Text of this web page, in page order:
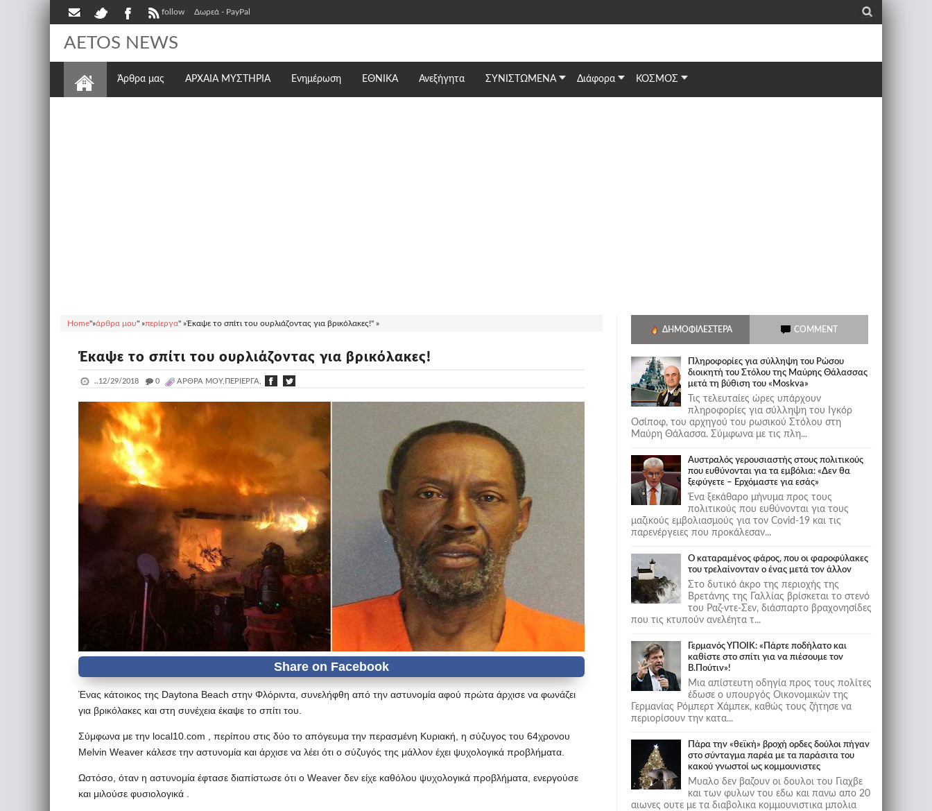
follow Δωρεά - PayPal _
AETOS NEWS
Άρθρα μας ΑΡΧΑΙΑ ΜΥΣΤΗΡΙΑ Ενημέρωση ΕΘΝΙΚΆ Ανεξήγητα ΣΥΝΙΣΤΩΜΕΝΑ Διάφορα ΚΟΣΜΟΣ
Home"»άρθρα μου" »περίεργα" »Έκαψε το σπίτι του ουρλιάζοντας για βρικόλακες!" »
Έκαψε το σπίτι του ουρλιάζοντας για βρικόλακες!
..12/29/2018 _ 0 ΆΡΘΡΑ ΜΟΥ,ΠΕΡΊΕΡΓΑ,
Ένας κάτοικος της Daytona Beach στην Φλόριντα, συνελήφθη από την αστυνομία αφού πρώτα άρχισε να φωνάζει
για βρικόλακες και στη συνέχεια έκαψε το σπίτι του.
Σύμφωνα με την local10.com , περίπου στις δύο το απόγευμα την περασμένη Κυριακή, η σύζυγος του 64χρονου
Melvin Weaver κάλεσε την αστυνομία και άρχισε να λέει ότι ο σύζυγός της μάλλον έχει ψυχολογικά προβλήματα.
Ωστόσο, όταν η αστυνομία έφτασε διαπίστωσε ότι ο Weaver δεν είχε καθόλου ψυχολογικά προβλήματα, ενεργούσε
και μιλούσε φυσιολογικά .
ΔΗΜΟΦΙΛΈΣΤΕΡΑ COMMENT
Πληροφορίες για σύλληψη του Ρώσου
διοικητή του Στόλου της Mαύρης Θάλασσας
μετά τη βύθιση του «Moskva»
Τις τελευταίες ώρες υπάρχουν
πληροφορίες για σύλληψη του Ιγκόρ
Οσίποφ, του αρχηγού του ρωσικού Στόλου στη
Μαύρη Θάλασσα. Σύμφωνα με τις πλη...
Αυστραλός γερουσιαστής στους πολιτικούς
που ευθύνονται για τα εμβόλια: «Δεν θα
ξεφύγετε – Ερχόμαστε για εσάς»
Ένα ξεκάθαρο μήνυμα προς τους
πολιτικούς που ευθύνονται για τους
μαζικούς εμβολιασμούς για τον Covid-19 και τις
παρενέργειες που προκάλεσαν...
Ο καταραμένος φάρος, που οι φαροφύλακες
του τρελαίνονταν ο ένας μετά τον άλλον
Στο δυτικό άκρο της περιοχής της
Βρετάνης της Γαλλίας βρίσκεται το στενό
του Ραζ-ντε-Σεν, διάσπαρτο βραχονησίδες
που τις κτυπούν ανελέητα τ...
Γερμανός ΥΠΟΙΚ: «Πάρτε ποδήλατο και
καθίστε στο σπίτι για να πιέσουμε τον
Β.Πούτιν»!
Μια απίστευτη οδηγία προς τους πολίτες
έδωσε ο υπουργός Οικονομικών της
Γερμανίας Ρόμπερτ Χάμπεκ, καθώς τους ζήτησε να
περιορίσουν την κατα...
Πάρα την «θεϊκή» βροχή ορδες δούλοι πήγαν
στο σύνταγμα παρέα με τα παράσιτα του
κακού γνωστοί ως κομμουνιστες
Μυαλο δεν βαζουν οι δουλοι του Γιαχβε
και των φυλων του εδω και πανω απο 20
αιωνες ουτε με τα διαβολικα κομμουνιστικα μπολια